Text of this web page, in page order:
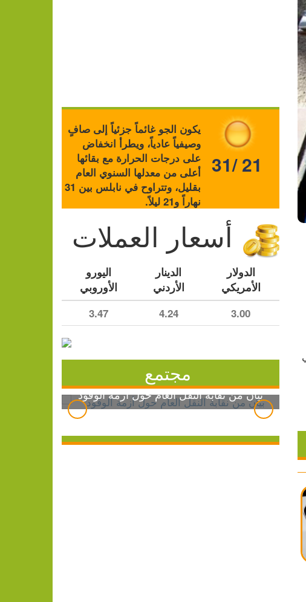
يكون الجو غائماً جزئياً إلى صافٍ
وصيفياً عادياً، ويطرأ انخفاض
على درجات الحرارة مع بقائها
أعلى من معدلها السنوي العام
بقليل، وتتراوح في نابلس بين 31
نهاراً و21 ليلاً.
31/ 21
أسعار العملات
الدولار
الأمريكي
الدينار
الأردني
اليورو
الأوروبي
3.00
4.24
3.47
مجتمع
بيان من نقابة النقل العام حول أزمة الوقود